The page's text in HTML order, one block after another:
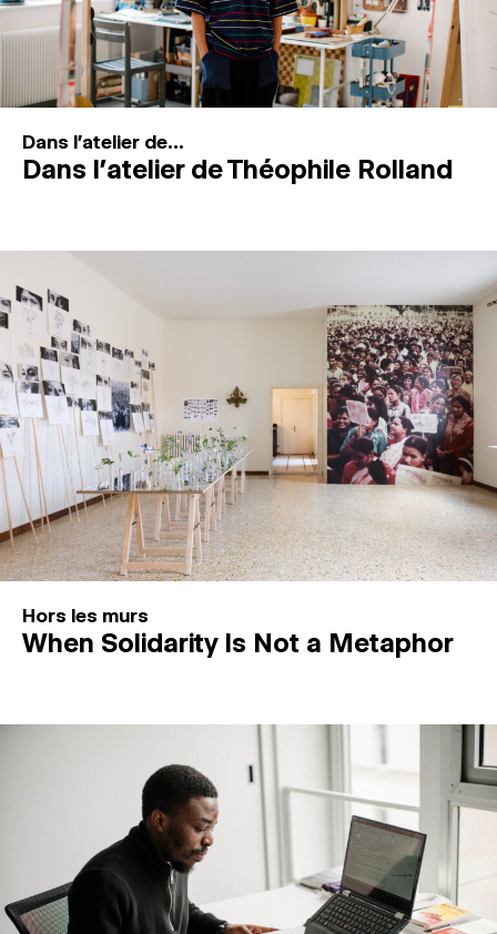
Recherche
Connexion
Dans l'atelier de...
Dans l’atelier de Théophile Rolland
Hors les murs
When Solidarity Is Not a Metaphor